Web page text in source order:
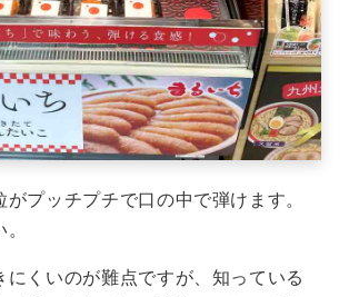
プッチプチで口の中で弾けます。
にくいのが難点ですが、知っている